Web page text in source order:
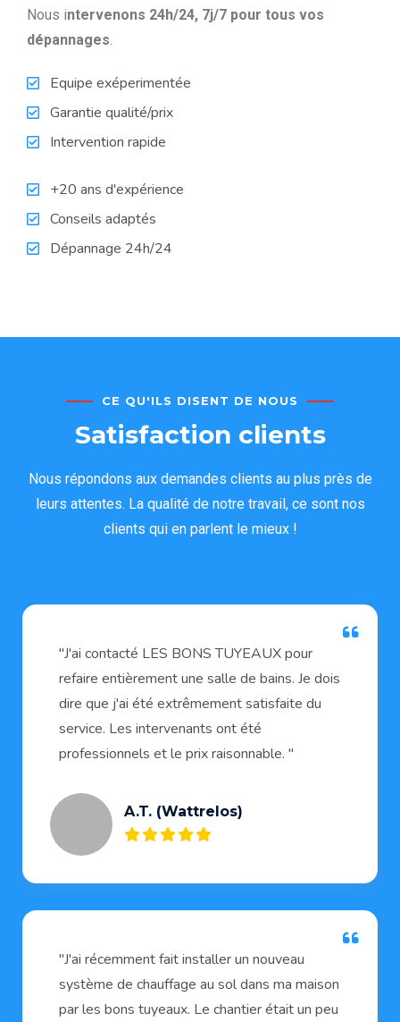
Nous intervenons 24h/24, 7j/7 pour tous vos
dépannages.
Equipe exéperimentée
Garantie qualité/prix
Intervention rapide
+20 ans d'expérience
Conseils adaptés
Dépannage 24h/24
CE QU'ILS DISENT DE NOUS
Satisfaction clients
Nous répondons aux demandes clients au plus près de
leurs attentes. La qualité de notre travail, ce sont nos
clients qui en parlent le mieux !
"J'ai contacté LES BONS TUYEAUX pour
refaire entièrement une salle de bains. Je dois
dire que j'ai été extrêmement satisfaite du
service. Les intervenants ont été
professionnels et le prix raisonnable. "
A.T. (Wattrelos)
"J'ai récemment fait installer un nouveau
système de chauffage au sol dans ma maison
par les bons tuyeaux. Le chantier était un peu